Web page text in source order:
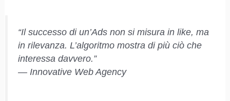
“Il successo di un’Ads non si misura in like, ma
in rilevanza. L’algoritmo mostra di più ciò che
interessa davvero.”
— Innovative Web Agency